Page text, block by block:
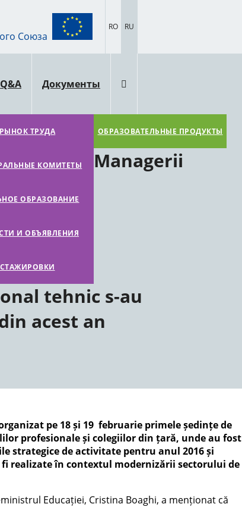
Союза
RO RU
Q&A Документы
РЫНОК ТРУДА
КОМИТЕТЫ
ОБРАЗОВАНИЕ
И ОБЪЯВЛЕНИЯ
СТАЖИРОВКИ
ОБРАЗОВАТЕЛЬНЫЕ ПРОДУКТЫ
Managerii
tehnic s-au
acest an
pe 18 și 19 februarie primele ședințe de
profesionale și colegiilor din țară, unde au fost
strategice de activitate pentru anul 2016 și
realizate în contextul modernizării sectorului de
Educației, Cristina Boaghi, a menționat că